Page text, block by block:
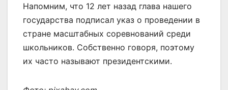
Напомним, что 12 лет назад глава нашего
государства подписал указ о проведении в
стране масштабных соревнований среди
школьников. Собственно говоря, поэтому
их часто называют президентскими.